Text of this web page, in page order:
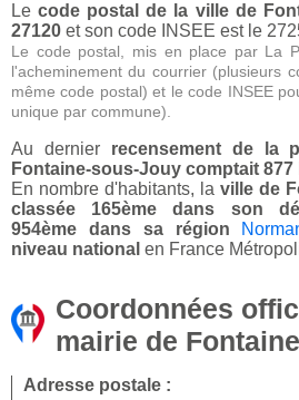
Lecode postal de la ville de
27120 et son code INSEE est le
Le code postal, mis en place par La
l'acheminement du courrier (plusieurs
même code postal) et le code INSEE
unique par commune).
Au dernier recensement de la
Fontaine-sous-Jouy comptait
En nombre d'habitants, la ville de
classée 165ème dans son
954ème dans sa région
niveau national en France
Coordonnées
mairie de
Adresse postale :